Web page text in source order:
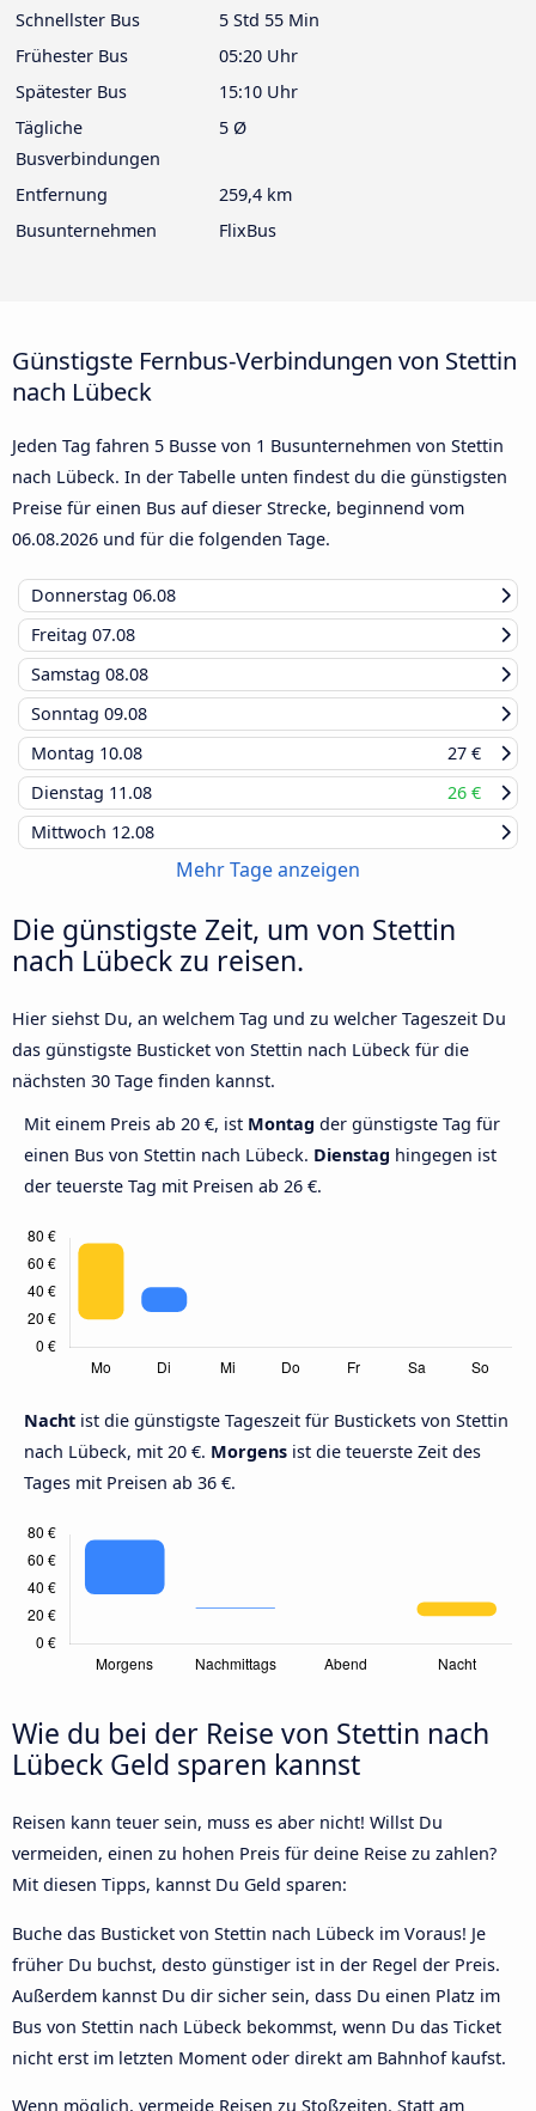
Schnellster Bus
5 Std 55 Min
Frühester Bus
05:20 Uhr
Spätester Bus
15:10 Uhr
Tägliche
Busverbindungen
5 Ø
Entfernung
259,4 km
Busunternehmen
FlixBus
Günstigste Fernbus-Verbindungen von Stettin
nach Lübeck
Jeden Tag fahren 5 Busse von 1 Busunternehmen von Stettin
nach Lübeck. In der Tabelle unten findest du die günstigsten
Preise für einen Bus auf dieser Strecke, beginnend vom
06.08.2026 und für die folgenden Tage.
Donnerstag 06.08
Freitag 07.08
Samstag 08.08
Sonntag 09.08
Montag 10.08
27 €
Dienstag 11.08
26 €
Mittwoch 12.08
Mehr Tage anzeigen
Die günstigste Zeit, um von Stettin
nach Lübeck zu reisen.
Hier siehst Du, an welchem Tag und zu welcher Tageszeit Du
das günstigste Busticket von Stettin nach Lübeck für die
nächsten 30 Tage finden kannst.
Mit einem Preis ab 20 €, ist Montag der günstigste Tag für
einen Bus von Stettin nach Lübeck. Dienstag hingegen ist
der teuerste Tag mit Preisen ab 26 €.
Nacht ist die günstigste Tageszeit für Bustickets von Stettin
nach Lübeck, mit 20 €. Morgens ist die teuerste Zeit des
Tages mit Preisen ab 36 €.
Wie du bei der Reise von Stettin nach
Lübeck Geld sparen kannst
Reisen kann teuer sein, muss es aber nicht! Willst Du
vermeiden, einen zu hohen Preis für deine Reise zu zahlen?
Mit diesen Tipps, kannst Du Geld sparen:
Buche das Busticket von Stettin nach Lübeck im Voraus! Je
früher Du buchst, desto günstiger ist in der Regel der Preis.
Außerdem kannst Du dir sicher sein, dass Du einen Platz im
Bus von Stettin nach Lübeck bekommst, wenn Du das Ticket
nicht erst im letzten Moment oder direkt am Bahnhof kaufst.
Wenn möglich, vermeide Reisen zu Stoßzeiten. Statt am